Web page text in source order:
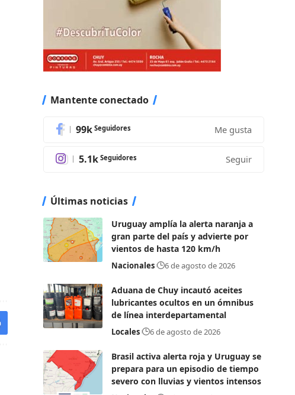
Mantente conectado
99k Seguidores Me gusta
5.1k Seguidores Seguir
Últimas noticias
Uruguay amplía la alerta naranja a
gran parte del país y advierte por
vientos de hasta 120 km/h
Nacionales 6 de agosto de 2026
Aduana de Chuy incautó aceites
lubricantes ocultos en un ómnibus
de línea interdepartamental
Locales 6 de agosto de 2026
Brasil activa alerta roja y Uruguay se
prepara para un episodio de tiempo
severo con lluvias y vientos intensos